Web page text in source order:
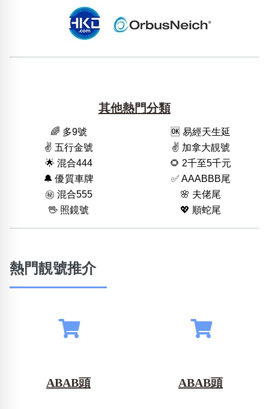
其他熱門分類
🌈 多9號
🆗️ 易經天生延
✌️ 五行金號
✌️ 加拿大靚號
🌟 混合444
🌻 2千至5千元
🔔 優質車牌
✅ AAABBB尾
㊙️ 混合555
🌸 夫佬尾
🖖 照鏡號
💖 順蛇尾
熱門靚號推介
ABAB頭 ABAB頭